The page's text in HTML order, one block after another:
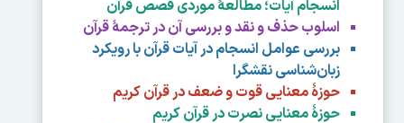
انسجام آیات؛ مطالعۀ موردی قصص قرآن
اسلوب حذف و نقد و بررسی آن در ترجمۀ قرآن
بررسی عوامل انسجام در آیات قرآن با رویکرد
زبان‌شناسی نقشگرا
حوزۀ معنایی قوت و ضعف در قرآن کریم
حوزۀ معنایی نصرت در قرآن کریم